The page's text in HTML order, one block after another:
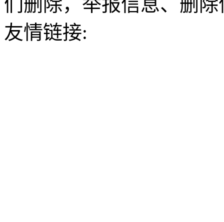
们删除，举报信息、删
友情链接: